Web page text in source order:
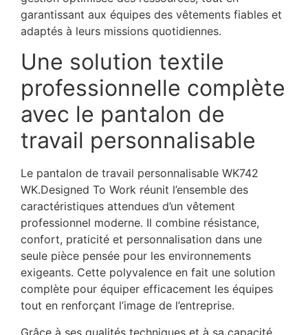
garantissant aux équipes des vêtements fiables et
adaptés à leurs missions quotidiennes.
Une solution textile
professionnelle complète
avec le pantalon de
travail personnalisable
Le pantalon de travail personnalisable WK742
WK.Designed To Work réunit l’ensemble des
caractéristiques attendues d’un vêtement
professionnel moderne. Il combine résistance,
confort, praticité et personnalisation dans une
seule pièce pensée pour les environnements
exigeants. Cette polyvalence en fait une solution
complète pour équiper efficacement les équipes
tout en renforçant l’image de l’entreprise.
Grâce à ses qualités techniques et à sa capacité